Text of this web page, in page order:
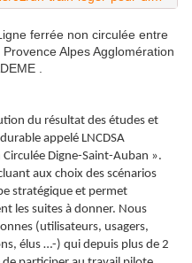
ferrée non circulée entre
Alpes Agglomération
.
du résultat des études et
appelé LNCDSA
Digne-Saint-Auban ».
aux choix des scénarios
stratégique et permet
les suites à donner. Nous
(utilisateurs, usagers,
élus …-) qui depuis plus de 2